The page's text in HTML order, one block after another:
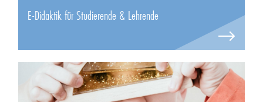
E-Didaktik für Studierende & Lehrende